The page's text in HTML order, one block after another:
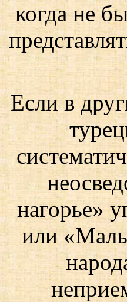
когда не
Если в
нагорье»
или